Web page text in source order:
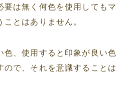
要は無く何色を使用してもマ
とはありません。
色、使用すると印象が良い色
ので、それを意識することは